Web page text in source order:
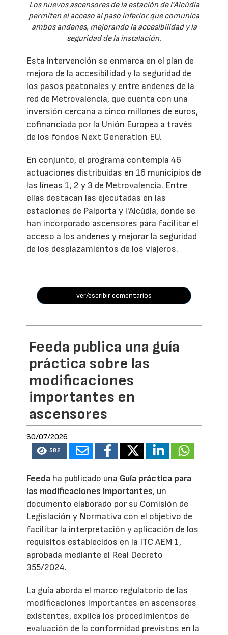
Los nuevos ascensores de la estación de l'Alcúdia
permiten el acceso al paso inferior que comunica
ambos andenes, mejorando la accesibilidad y la
seguridad de la instalación.
Esta intervención se enmarca en el plan de
mejora de la accesibilidad y la seguridad de
los pasos peatonales y entre andenes de la
red de Metrovalencia, que cuenta con una
inversión cercana a cinco millones de euros,
cofinanciada por la Unión Europea a través
de los fondos Next Generation EU.
En conjunto, el programa contempla 46
actuaciones distribuidas en 16 municipios de
las líneas 1, 2 y 3 de Metrovalencia. Entre
ellas destacan las ejecutadas en las
estaciones de Paiporta y l'Alcúdia, donde se
han incorporado ascensores para facilitar el
acceso a los andenes y mejorar la seguridad
de los desplazamientos de los viajeros.
ver/escribir comentarios
Feeda publica una guía
práctica sobre las
modificaciones
importantes en
ascensores
30/07/2026
582
Feeda ha publicado una Guía práctica para
las modificaciones importantes, un
documento elaborado por su Comisión de
Legislación y Normativa con el objetivo de
facilitar la interpretación y aplicación de los
requisitos establecidos en la ITC AEM 1,
aprobada mediante el Real Decreto
355/2024.
La guía aborda el marco regulatorio de las
modificaciones importantes en ascensores
existentes, explica los procedimientos de
evaluación de la conformidad previstos en la